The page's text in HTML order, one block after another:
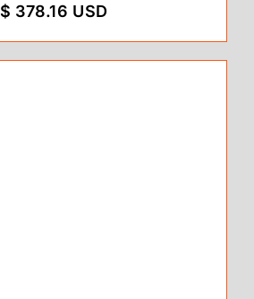
$ 378.16 USD